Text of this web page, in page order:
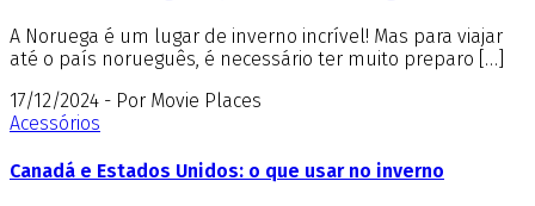
A Noruega é um lugar de inverno incrível! Mas para viajar
até o país norueguês, é necessário ter muito preparo […]
17/12/2024 - Por Movie Places
Acessórios
Canadá e Estados Unidos: o que usar no inverno